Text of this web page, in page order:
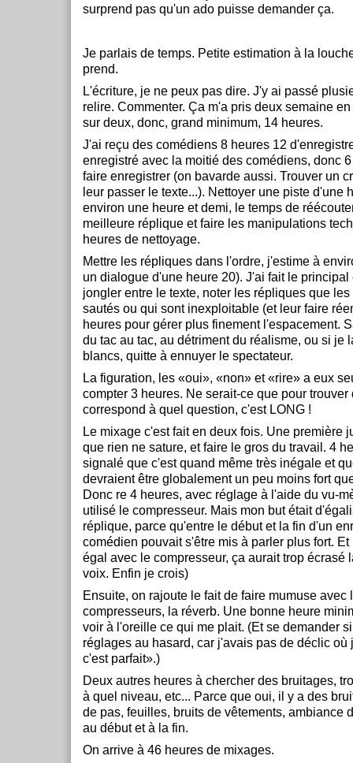
surprend pas qu'un ado puisse demander ça.
Je parlais de temps. Petite estimation à la
prend.
L'écriture, je ne peux pas dire. J'y ai passé
relire. Commenter. Ça m'a pris deux semaine
sur deux, donc, grand minimum, 14 heures.
J'ai reçu des comédiens 8 heures 12
enregistré avec la moitié des comédiens, donc
faire enregistrer (on bavarde aussi. Trouver un
leur passer le texte...). Nettoyer une piste d'une
environ une heure et demi, le temps de
meilleure réplique et faire les manipulations
heures de nettoyage.
Mettre les répliques dans l'ordre, j'estime à
un dialogue d'une heure 20). J'ai fait le principal
jongler entre le texte, noter les répliques que
sautés ou qui sont inexploitable (et leur faire
heures pour gérer plus finement l'espacement.
du tac au tac, au détriment du réalisme, ou si je
blancs, quitte à ennuyer le spectateur.
La figuration, les «oui», «non» et «rire» a eux
compter 3 heures. Ne serait-ce que pour trouver
correspond à quel question, c'est LONG !
Le mixage c'est fait en deux fois. Une première
que rien ne sature, et faire le gros du travail. 4
signalé que c'est quand même très inégale et
devraient être globalement un peu moins fort
Donc re 4 heures, avec réglage à l'aide du vu-
utilisé le compresseur. Mais mon but était
réplique, parce qu'entre le début et la fin d'un
comédien pouvait s'être mis à parler plus fort.
égal avec le compresseur, ça aurait trop écrasé
voix. Enfin je crois)
Ensuite, on rajoute le fait de faire mumuse avec
compresseurs, la réverb. Une bonne heure
voir à l'oreille ce qui me plait. (Et se demander
réglages au hasard, car j'avais pas de déclic où
c'est parfait».)
Deux autres heures à chercher des bruitages,
à quel niveau, etc... Parce que oui, il y a des
de pas, feuilles, bruits de vêtements, ambiance
au début et à la fin.
On arrive à 46 heures de mixages.